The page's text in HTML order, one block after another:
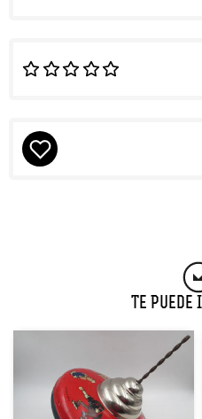
Te